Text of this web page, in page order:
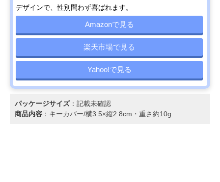
デザインで、性別問わず喜ばれます。
Amazonで見る
楽天市場で見る
Yahoo!で見る
パッケージサイズ：記載未確認
商品内容 ：キーカバー/横3.5×縦2.8cm・重さ約10g